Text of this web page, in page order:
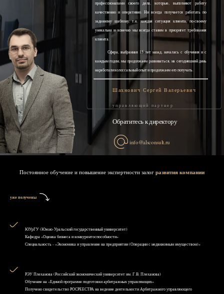
профессионалами своего дела, которые, выполняют работу
качественно и оперативно. Ни всегда получается работать по
заданному шаблону, т.к. каждая ситуация клиента, по-своему
уникальна и конечно мы всегда ставим в приоритет требования
клиента.
Сфера, выбранная 15 лет назад, началась с обучения и с
каждым годом, мы продолжаем развиваться, на сегодняшний день
наработали колоссальный опыт и продолжаем его получать.
Шахнович Сергей Валерьевич
управляющий партнер
Обратитесь к директору
info@alsconsult.ru
Постоянное обучение и повышение экспертности залог развития компании
уже получены
ЮУрГУ (Южно-Уральский государственный университет)
Кафедра «Оценка бизнеса и конкурентоспособности»
Специальность - «Экономика и управление на предприятии (Операции с недвижимым имуществом)»
РЭУ Плеханова (Российский экономический университет им. Г.В. Плеханова)
Обучение на «Единой программе подготовки арбитражных управляющих»
Получено свидетельство РОСРЕЕСТРА на ведение деятельности Арбитражного управляющего